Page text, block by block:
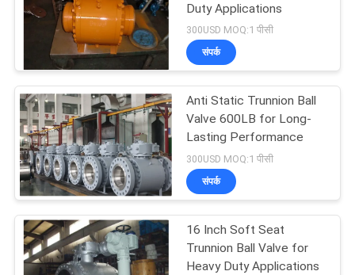
समाचार
उद्धरण
मांगें
साइटमैप
PRIVACY
POLICY
फ्लोटिंग बॉल वाल्व
शीर्ष प्रवेश गेंद वाल्व
23
Duty Applications
300USD MOQ:1 पीसी
संपर्क
Anti Static Trunnion Ball
Valve 600LB for Long-
Lasting Performance
300USD MOQ:1 पीसी
संपर्क
16 Inch Soft Seat
Trunnion Ball Valve for
Heavy Duty Applications